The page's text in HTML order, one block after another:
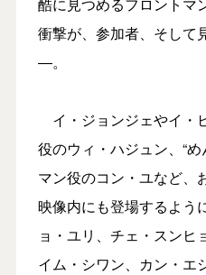
衝撃が、参加者、そし
―。
イ・ジョンジェやイ・
役のウィ・ハジュン、“
マン役のコン・ユなど、
映像内にも登場するよう
ョ・ユリ、チェ・スンヒ
イム・シワン、カン・エ